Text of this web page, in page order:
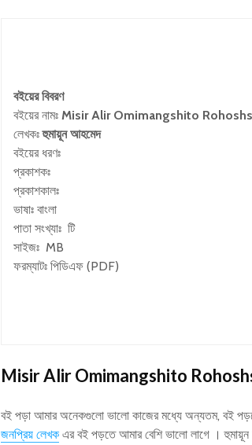
বইয়ের বিবরণ
বইয়ের নামঃ Misir Alir Omimangshito
লেখকঃহুমায়ূন আহমেদ
বইয়ের ধরণঃ
প্রকাশকঃ
প্রকাশকালঃ
ভাষাঃ বাংলা
পাতা সংখ্যাঃ টি
সাইজঃ MB
ফরম্যাটঃ পিডিএফ (PDF)
Misir Alir Omimangshito
বই পড়া আমার অনেকগুলো ভালো কাজের মধ্যে অন্যতম, বই
জনপ্রিয় লেখক এর বই পড়তে আমার বেশি ভালো লাগে ।